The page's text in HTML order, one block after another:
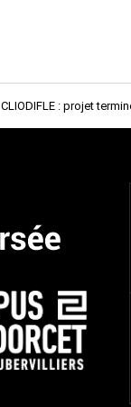
CLIODIFLE : projet